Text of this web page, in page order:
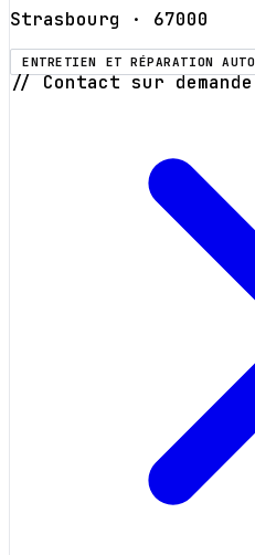
Strasbourg · 67000
ENTRETIEN ET RÉPARATION AUTO
// Contact sur demande